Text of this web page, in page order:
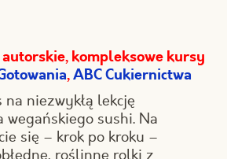
autorskie, kompleksowe kursy
,ABC Cukiernictwa
niezwykłą lekcję
sushi. Na
się – krok po kroku –
roślinne rolki z